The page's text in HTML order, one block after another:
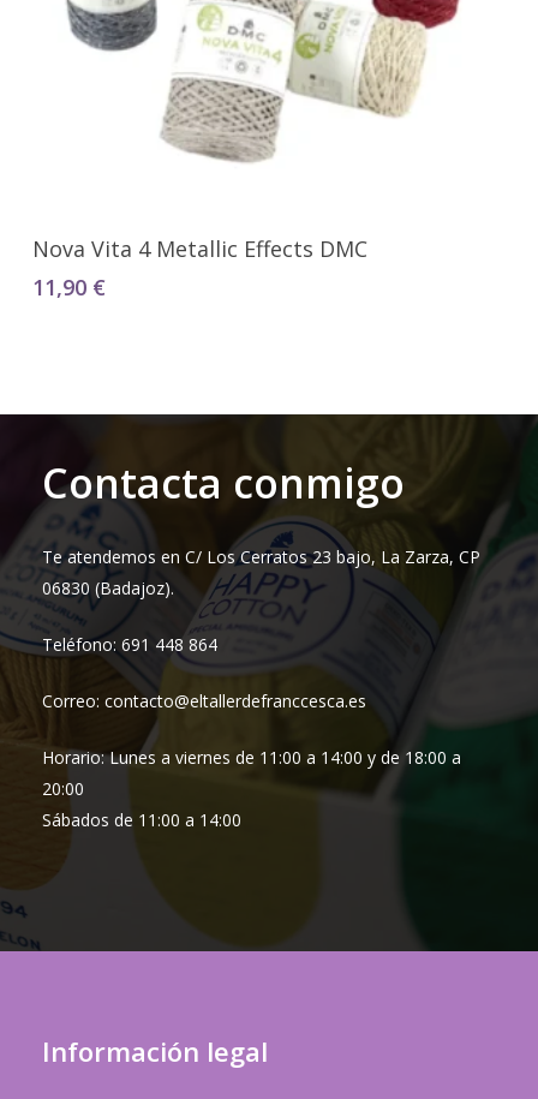
Seleccionar Opciones
Nova Vita 4 Metallic Effects DMC
11,90 €
Contacta conmigo
Te atendemos en C/ Los Cerratos 23 bajo, La Zarza, CP
06830 (Badajoz).
Teléfono: 691 448 864
Correo: contacto@eltallerdefranccesca.es
Horario: Lunes a viernes de 11:00 a 14:00 y de 18:00 a
20:00
Sábados de 11:00 a 14:00
Información legal